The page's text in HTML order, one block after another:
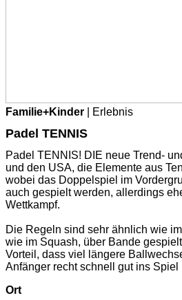
Familie+Kinder | Erlebnis
Padel TENNIS
Padel TENNIS! DIE neue Trend-
und den USA, die Elemente aus
wobei das Doppelspiel im
auch gespielt werden, allerdings
Wettkampf.
Die Regeln sind sehr ähnlich wie
wie im Squash, über Bande
Vorteil, dass viel längere
Anfänger recht schnell gut ins Spiel
Ort